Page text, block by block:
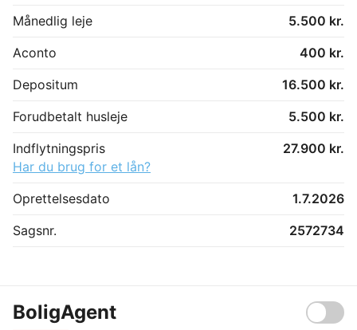
Månedlig leje
5.500 kr.
Aconto
400 kr.
Depositum
16.500 kr.
Forudbetalt husleje
5.500 kr.
Indflytningspris
27.900 kr.
Har du brug for et lån?
Oprettelsesdato
1.7.2026
Sagsnr.
2572734
BoligAgent